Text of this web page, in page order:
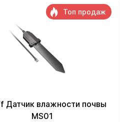
Датчик влажности почвы
MS01
Топ продаж